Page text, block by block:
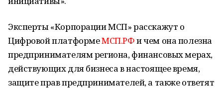
Эксперты «Корпорации МСП» расскажут о
Цифровой платформеМСП.РФи чем она полезна
предпринимателям региона, финансовых мерах,
действующих для бизнеса в настоящее время,
защите прав предпринимателей, а также ответят